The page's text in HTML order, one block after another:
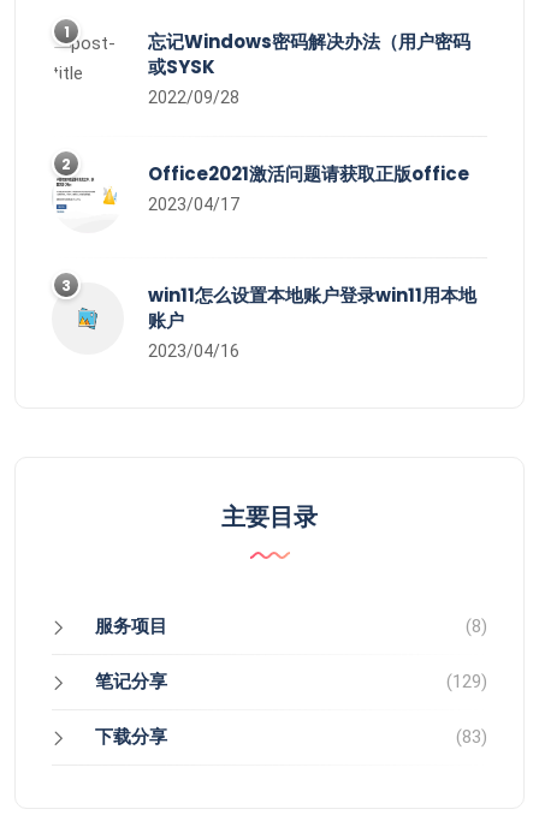
1
忘记Windows密码解决办法（用户密码
或SYSK
2022/09/28
2 Office2021激活问题请获取正版office
2023/04/17
3
win11怎么设置本地账户登录win11用本地
账户
2023/04/16
主要目录
服务项目 (8)
笔记分享 (129)
下载分享 (83)